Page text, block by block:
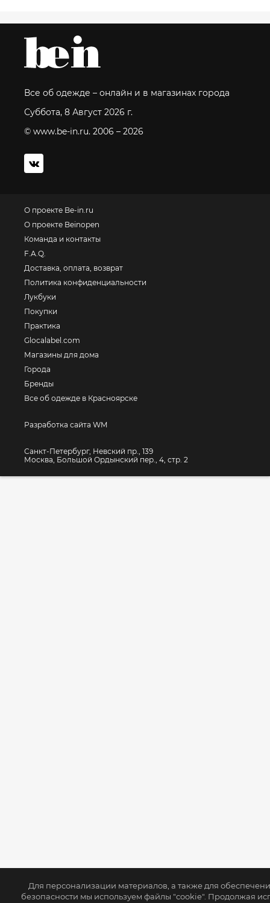
Для персонализации материалов, а также для
безопасности мы используем файлы "cookie". Продолжая
Все об одежде – онлайн и в магазинах города
Суббота, 8 Август 2026 г.
© www.be-in.ru. 2006 – 2026
О проекте Be-in.ru
О проекте Beinopen
Команда и контакты
F.A.Q.
Доставка, оплата, возврат
Политика конфиденциальности
Лукбуки
Покупки
Практика
Glocalabel.com
Магазины для дома
Города
Бренды
Все об одежде в Красноярске
Разработка сайта WM
Санкт-Петербург, Невский пр., 139
Москва, Большой Ордынский пер., 4, стр. 2